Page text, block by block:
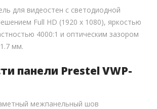
для видеостен с светодиодной
Full HD (1920 х 1080), яркостью
4000:1 и оптическим зазором
мм.
панели Prestel VWP-
межпанельный шов